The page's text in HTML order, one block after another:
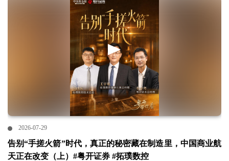
2026-07-29
告别“手搓火箭”时代，真正的秘密藏在制造里，中国商业航
天正在改变（上）#粤开证券 #拓璞数控